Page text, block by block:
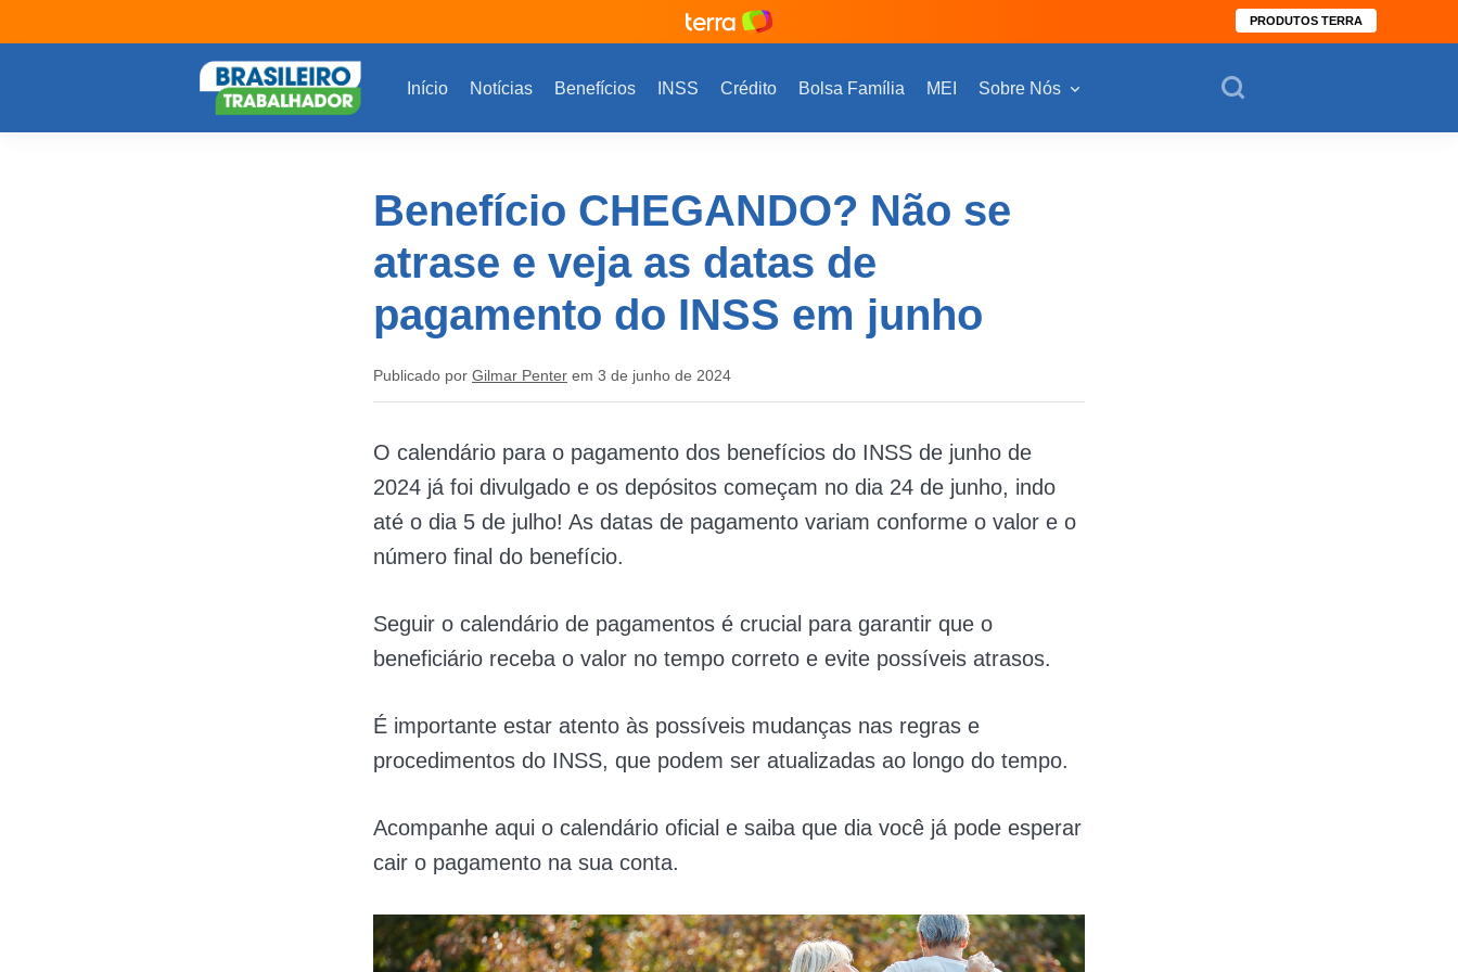
PRODUTOS TERRA
Início Notícias Benefícios INSS Crédito Bolsa Família MEI Sobre Nós
Benefício CHEGANDO? Não se
atrase e veja as datas de
pagamento do INSS em junho
Publicado por Gilmar Penter em 3 de junho de 2024
O calendário para o pagamento dos benefícios do INSS de junho de
2024 já foi divulgado e os depósitos começam no dia 24 de junho, indo
até o dia 5 de julho! As datas de pagamento variam conforme o valor e o
número final do benefício.
Seguir o calendário de pagamentos é crucial para garantir que o
beneficiário receba o valor no tempo correto e evite possíveis atrasos.
É importante estar atento às possíveis mudanças nas regras e
procedimentos do INSS, que podem ser atualizadas ao longo do tempo.
Acompanhe aqui o calendário oficial e saiba que dia você já pode esperar
cair o pagamento na sua conta.